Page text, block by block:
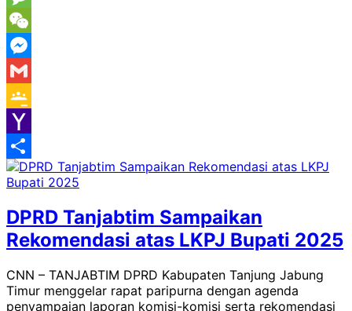
Message
WeChat
Messenger
Gmail
Google
Classroom
Yahoo
Mail
Share
DPRD Tanjabtim Sampaikan
Rekomendasi atas LKPJ Bupati 2025
CNN – TANJABTIM DPRD Kabupaten Tanjung Jabung
Timur menggelar rapat paripurna dengan agenda
penyampaian laporan komisi-komisi serta rekomendasi